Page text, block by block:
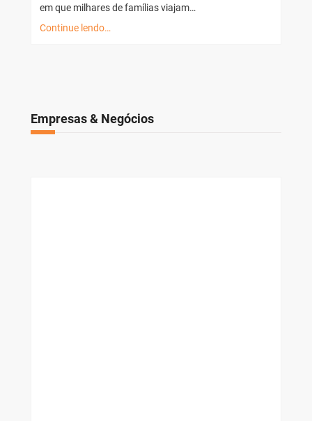
em que milhares de famílias viajam…
Continue lendo…
Empresas & Negócios